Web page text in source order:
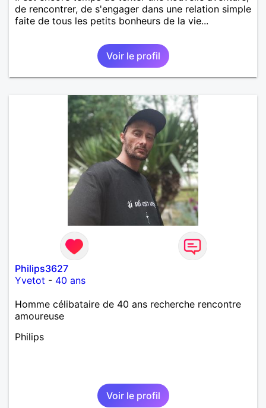
de rencontrer, de s'engager dans une relation simple
faite de tous les petits bonheurs de la vie...
Voir le profil
Philips3627
Yvetot - 40 ans
Homme célibataire de 40 ans recherche rencontre
amoureuse
Philips
Voir le profil